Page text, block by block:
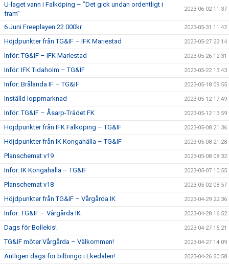
U-laget vann i Falköping – ”Det gick undan ordentligt i
fram”
2023-06-02 11:37
6 Juni Freeplayen 22.000kr 2023-05-31 11:42
Höjdpunkter från TG&IF – IFK Mariestad 2023-05-27 23:14
Inför: TG&IF – IFK Mariestad 2023-05-26 12:31
Inför: IFK Tidaholm – TG&IF 2023-05-22 13:43
Inför: Brålanda IF – TG&IF 2023-05-18 09:55
Inställd loppmarknad 2023-05-12 17:49
Inför: TG&IF – Åsarp-Trädet FK 2023-05-12 13:59
Höjdpunkter från IFK Falköping – TG&IF 2023-05-08 21:36
Höjdpunkter från IK Kongahälla – TG&IF 2023-05-08 21:28
Planschemat v19 2023-05-08 08:32
Inför: IK Kongahälla – TG&IF 2023-05-07 10:55
Planschemat v18 2023-05-02 08:57
Höjdpunkter från TG&IF – Vårgårda IK 2023-04-29 22:36
Inför: TG&IF – Vårgårda IK 2023-04-28 16:52
Dags för Bollekis! 2023-04-27 15:21
TG&IF möter Vårgårda – Välkommen! 2023-04-27 14:09
Äntligen dags för bilbingo i Ekedalen! 2023-04-26 20:58